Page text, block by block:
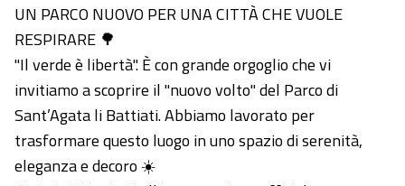
UN PARCO NUOVO PER UNA CITTÀ CHE VUOLE
RESPIRARE 🌳
"Il verde è libertà". È con grande orgoglio che vi
invitiamo a scoprire il "nuovo volto" del Parco di
Sant’Agata li Battiati. Abbiamo lavorato per
trasformare questo luogo in uno spazio di serenità,
eleganza e decoro ☀️